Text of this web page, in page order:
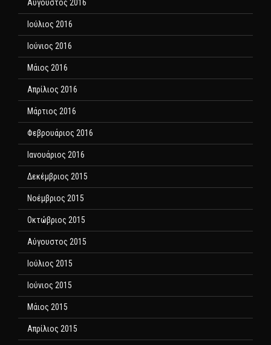
Αύγουστος 2016
Ιούλιος 2016
Ιούνιος 2016
Μάιος 2016
Απρίλιος 2016
Μάρτιος 2016
Φεβρουάριος 2016
Ιανουάριος 2016
Δεκέμβριος 2015
Νοέμβριος 2015
Οκτώβριος 2015
Αύγουστος 2015
Ιούλιος 2015
Ιούνιος 2015
Μάιος 2015
Απρίλιος 2015